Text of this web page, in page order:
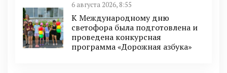
6 августа 2026, 8:55
К Международному дню
светофора была подготовлена и
проведена конкурсная
программа «Дорожная азбука»